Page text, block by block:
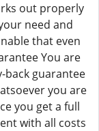
out properly
need and
that even
You are
back guarantee
you are
you get a full
with all costs